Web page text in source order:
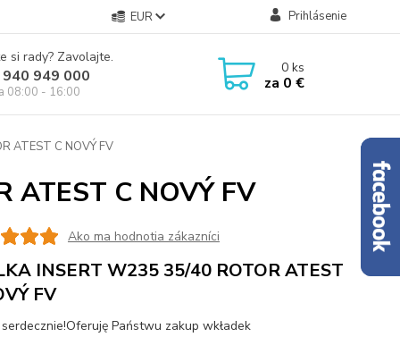
EUR Prihlásenie
si rady? Zavolajte.
949 000
08:00 - 16:00
0ks
za 0 €
ATEST C NOVÝ FV
ATEST C NOVÝ FV
Ako ma hodnotia zákazníci
INSERT W235 35/40 ROTOR ATEST
FV
Państwu zakup wkładek